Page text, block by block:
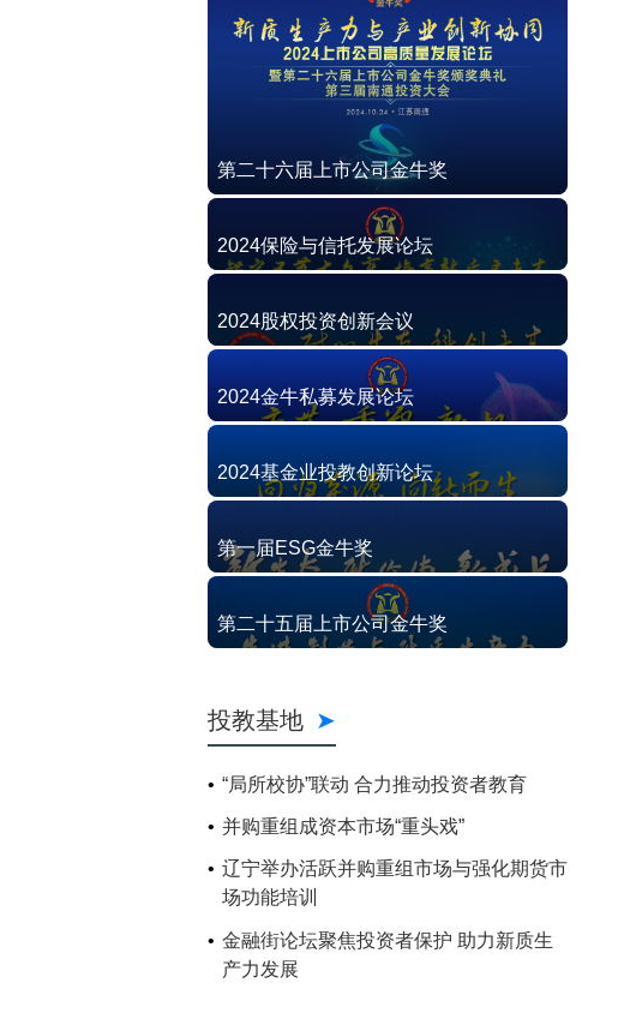
第二十六届上市公司金牛奖
2024保险与信托发展论坛
2024股权投资创新会议
2024金牛私募发展论坛
2024基金业投教创新论坛
第一届ESG金牛奖
第二十五届上市公司金牛奖
投教基地
“局所校协”联动 合力推动投资者教育
并购重组成资本市场“重头戏”
辽宁举办活跃并购重组市场与强化期货市
场功能培训
金融街论坛聚焦投资者保护 助力新质生
产力发展